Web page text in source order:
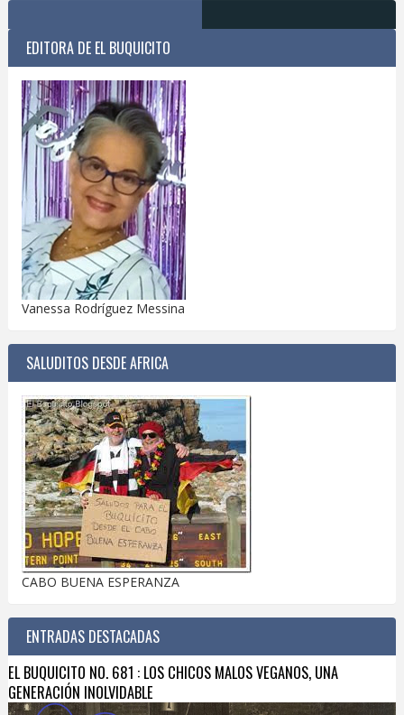
EDITORA DE EL BUQUICITO
Vanessa Rodríguez Messina
SALUDITOS DESDE AFRICA
CABO BUENA ESPERANZA
ENTRADAS DESTACADAS
EL BUQUICITO NO. 681 : LOS CHICOS MALOS VEGANOS, UNA
GENERACIÓN INOLVIDABLE